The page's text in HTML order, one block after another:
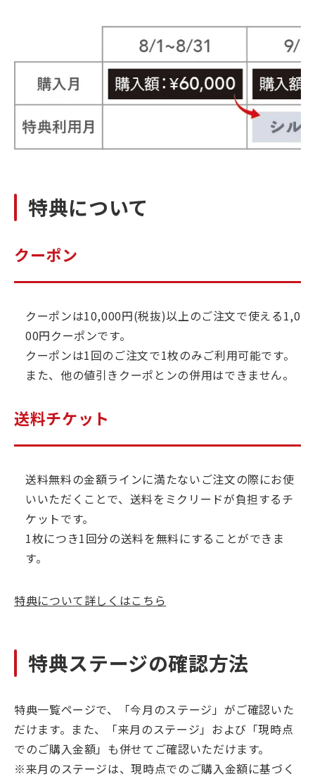
特典について
クーポン
クーポンは10,000円(税抜)以上のご注文で使える1,0
00円クーポンです。
クーポンは1回のご注文で1枚のみご利用可能です。
また、他の値引きクーポとンの併用はできません。
送料チケット
送料無料の金額ラインに満たないご注文の際にお使
いいただくことで、送料をミクリードが負担するチ
ケットです。
1枚につき1回分の送料を無料にすることができま
す。
特典について詳しくはこちら
特典ステージの確認方法
特典一覧ページで、「今月のステージ」がご確認いた
だけます。また、「来月のステージ」および「現時点
でのご購入金額」も併せてご確認いただけます。
※来月のステージは、現時点でのご購入金額に基づく